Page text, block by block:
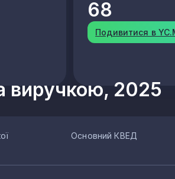
68
Подивитися в
виручкою, 2025
Основний КВЕД